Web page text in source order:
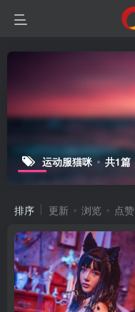
运动服猫咪 共1篇
排序 更新 浏览 点赞